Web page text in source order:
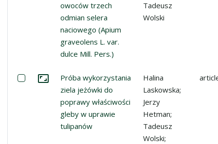
owoców trzech
odmian selera
naciowego (Apium
graveolens L. var.
dulce Mill. Pers.)
Tadeusz
Wolski
Select: Próba wykorzystania ziela jeżówki do poprawy
Go to the collection
Próba wykorzystania
ziela jeżówki do
poprawy właściwości
gleby w uprawie
tulipanów
Halina
Laskowska;
Jerzy
Hetman;
Tadeusz
Wolski;